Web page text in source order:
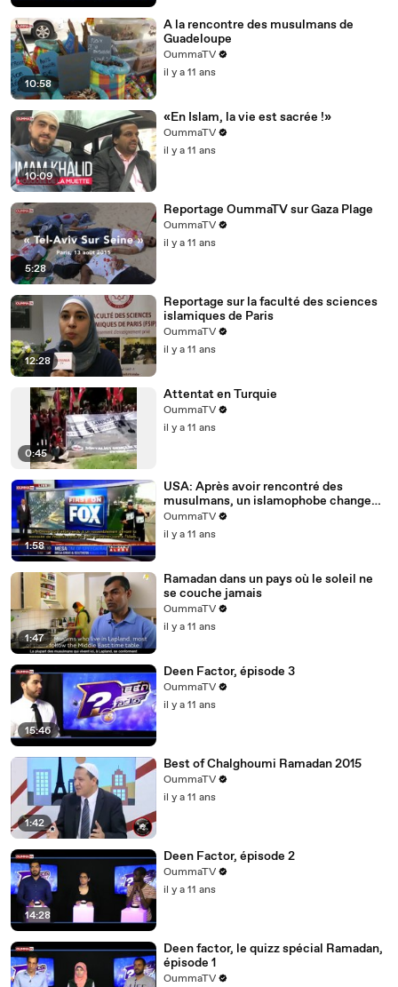
10:58
A la rencontre des musulmans de
Guadeloupe
OummaTV
il y a 11 ans
10:09
«En Islam, la vie est sacrée !»
OummaTV
il y a 11 ans
5:28
Reportage OummaTV sur Gaza Plage
OummaTV
il y a 11 ans
12:28
Reportage sur la faculté des sciences
islamiques de Paris
OummaTV
il y a 11 ans
0:45
Attentat en Turquie
OummaTV
il y a 11 ans
1:58
USA: Après avoir rencontré des
musulmans, un islamophobe change
d'avis sur l'islam
OummaTV
il y a 11 ans
1:47
Ramadan dans un pays où le soleil ne
se couche jamais
OummaTV
il y a 11 ans
15:46
Deen Factor, épisode 3
OummaTV
il y a 11 ans
1:42
Best of Chalghoumi Ramadan 2015
OummaTV
il y a 11 ans
14:28
Deen Factor, épisode 2
OummaTV
il y a 11 ans
Deen factor, le quizz spécial Ramadan,
épisode 1
OummaTV